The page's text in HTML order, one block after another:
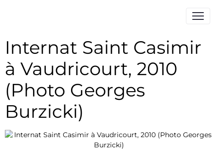
Internat Saint Casimir
à Vaudricourt, 2010
(Photo Georges
Burzicki)